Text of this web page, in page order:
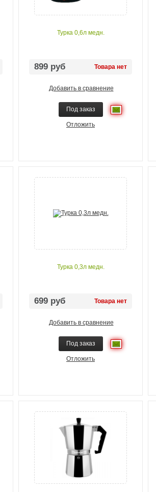
Турка 0,6л медн.
899 руб Товара нет
Добавить в сравнение
Под заказ
Отложить
Турка 0,3л медн.
699 руб Товара нет
Добавить в сравнение
Под заказ
Отложить